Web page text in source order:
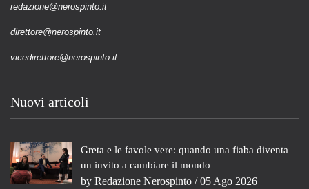
redazione@nerospinto.it
direttore@nerospinto.it
vicedirettore@nerospinto.it
Nuovi articoli
Greta e le favole vere: quando una fiaba diventa
un invito a cambiare il mondo
by Redazione Nerospinto / 05 Ago 2026